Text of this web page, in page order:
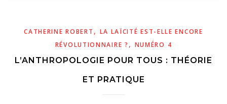
CATHERINE ROBERT , LA LAÏCITÉ EST-ELLE ENCORE
RÉVOLUTIONNAIRE ? , NUMÉRO 4
L’ANTHROPOLOGIE POUR TOUS : THÉORIE
ET PRATIQUE